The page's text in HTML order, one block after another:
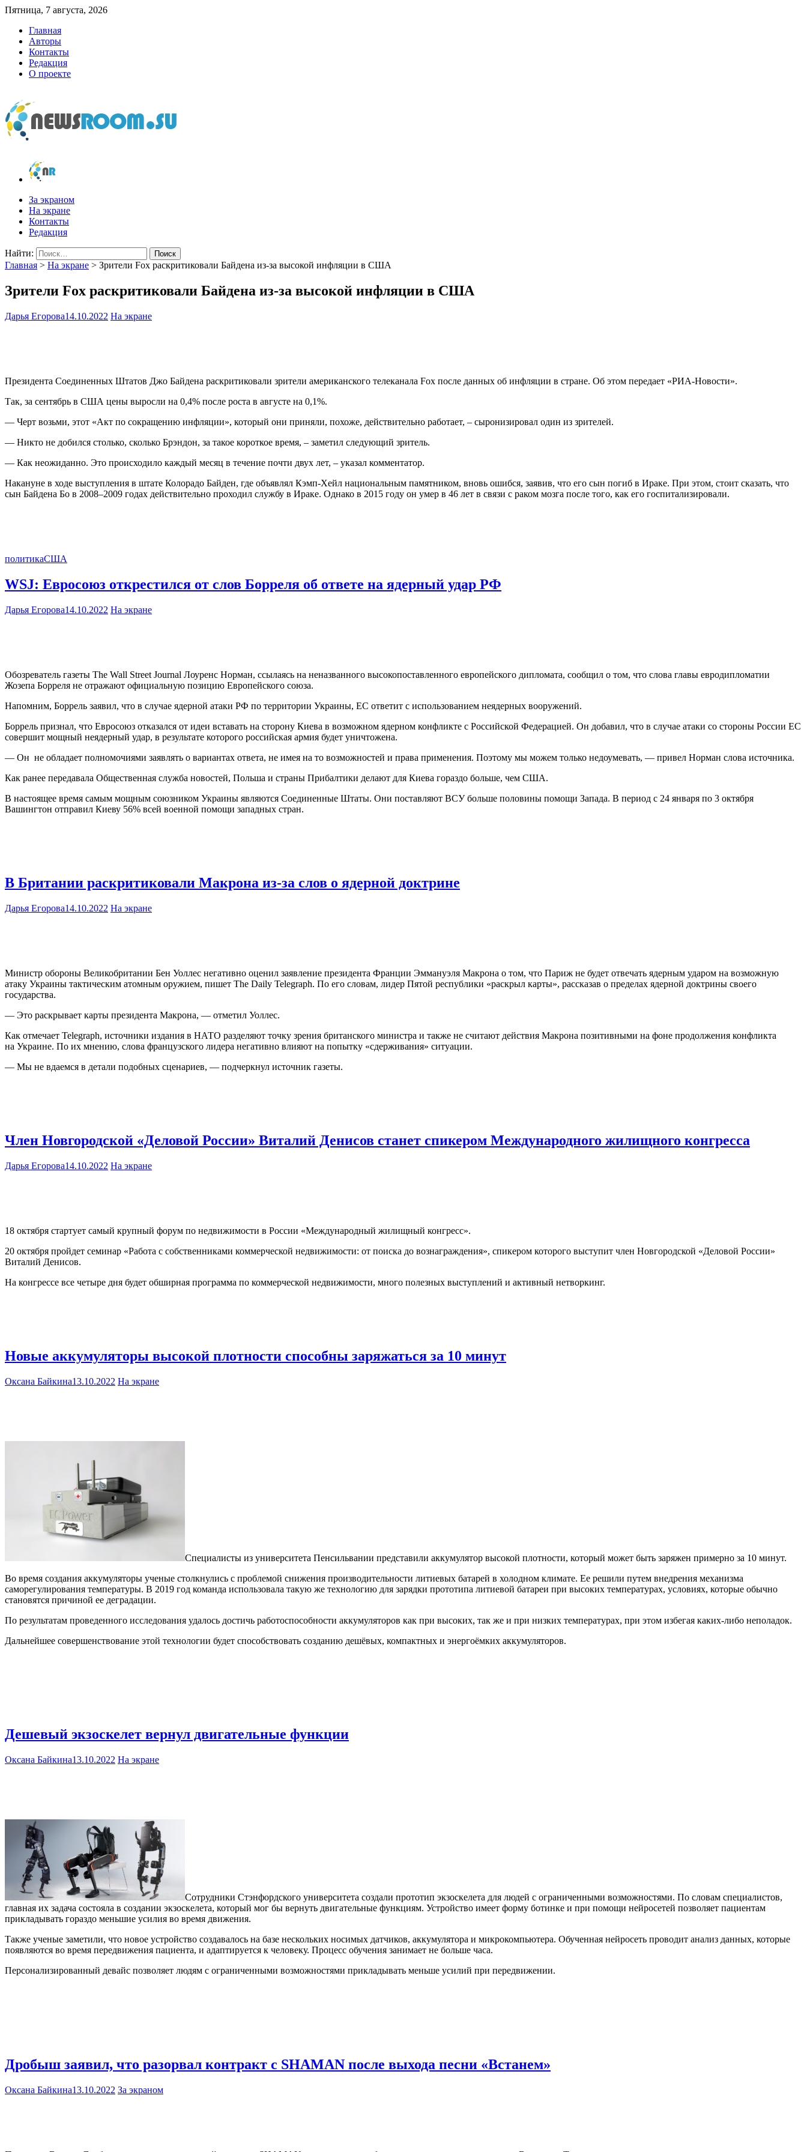
Пятница, 7 августа, 2026
Главная
Авторы
Контакты
Редакция
О проекте
newsroom.su
Новости о новостях
За экраном
На экране
Контакты
Редакция
Найти:
Главная > На экране > Зрители Fox раскритиковали Байдена из-за высокой инфляции в США
Зрители Fox раскритиковали Байдена из-за высокой инфляции в США
Дарья Егорова14.10.2022 На экране
Президента Соединенных Штатов Джо Байдена раскритиковали зрители американского телеканала Fox после данных об инфляции в стране. Об этом передает «РИА-Новости».
Так, за сентябрь в США цены выросли на 0,4% после роста в августе на 0,1%.
— Черт возьми, этот «Акт по сокращению инфляции», который они приняли, похоже, действительно работает, – сыронизировал один из зрителей.
— Никто не добился столько, сколько Брэндон, за такое короткое время, – заметил следующий зритель.
— Как неожиданно. Это происходило каждый месяц в течение почти двух лет, – указал комментатор.
Накануне в ходе выступления в штате Колорадо Байден, где объявлял Кэмп-Хейл национальным памятником, вновь ошибся, заявив, что его сын погиб в Ираке. При этом, стоит сказать, что
сын Байдена Бо в 2008–2009 годах действительно проходил службу в Ираке. Однако в 2015 году он умер в 46 лет в связи с раком мозга после того, как его госпитализировали.
политикаСША
WSJ: Евросоюз открестился от слов Борреля об ответе на ядерный удар РФ
Дарья Егорова14.10.2022 На экране
Обозреватель газеты The Wall Street Journal Лоуренс Норман, ссылаясь на неназванного высокопоставленного европейского дипломата, сообщил о том, что слова главы евродипломатии
Жозепа Борреля не отражают официальную позицию Европейского союза.
Напомним, Боррель заявил, что в случае ядерной атаки РФ по территории Украины, ЕС ответит с использованием неядерных вооружений.
Боррель признал, что Евросоюз отказался от идеи вставать на сторону Киева в возможном ядерном конфликте с Российской Федерацией. Он добавил, что в случае атаки со стороны России ЕС
совершит мощный неядерный удар, в результате которого российская армия будет уничтожена.
— Он не обладает полномочиями заявлять о вариантах ответа, не имея на то возможностей и права применения. Поэтому мы можем только недоумевать, — привел Норман слова источника.
Как ранее передавала Общественная служба новостей, Польша и страны Прибалтики делают для Киева гораздо больше, чем США.
В настоящее время самым мощным союзником Украины являются Соединенные Штаты. Они поставляют ВСУ больше половины помощи Запада. В период с 24 января по 3 октября
Вашингтон отправил Киеву 56% всей военной помощи западных стран.
В Британии раскритиковали Макрона из-за слов о ядерной доктрине
Дарья Егорова14.10.2022 На экране
Министр обороны Великобритании Бен Уоллес негативно оценил заявление президента Франции Эммануэля Макрона о том, что Париж не будет отвечать ядерным ударом на возможную
атаку Украины тактическим атомным оружием, пишет The Daily Telegraph. По его словам, лидер Пятой республики «раскрыл карты», рассказав о пределах ядерной доктрины своего
государства.
— Это раскрывает карты президента Макрона, — отметил Уоллес.
Как отмечает Telegraph, источники издания в НАТО разделяют точку зрения британского министра и также не считают действия Макрона позитивными на фоне продолжения конфликта
на Украине. По их мнению, слова французского лидера негативно влияют на попытку «сдерживания» ситуации.
— Мы не вдаемся в детали подобных сценариев, — подчеркнул источник газеты.
Член Новгородской «Деловой России» Виталий Денисов станет спикером Международного жилищного конгресса
Дарья Егорова14.10.2022 На экране
18 октября стартует самый крупный форум по недвижимости в России «Международный жилищный конгресс».
20 октября пройдет семинар «Работа с собственниками коммерческой недвижимости: от поиска до вознаграждения», спикером которого выступит член Новгородской «Деловой России»
Виталий Денисов.
На конгрессе все четыре дня будет обширная программа по коммерческой недвижимости, много полезных выступлений и активный нетворкинг.
Новые аккумуляторы высокой плотности способны заряжаться за 10 минут
Оксана Байкина13.10.2022 На экране
Специалисты из университета Пенсильвании представили аккумулятор высокой плотности, который может быть заряжен примерно за 10 минут.
Во время создания аккумуляторы ученые столкнулись с проблемой снижения производительности литиевых батарей в холодном климате. Ее решили путем внедрения механизма
саморегулирования температуры. В 2019 год команда использовала такую же технологию для зарядки прототипа литиевой батареи при высоких температурах, условиях, которые обычно
становятся причиной ее деградации.
По результатам проведенного исследования удалось достичь работоспособности аккумуляторов как при высоких, так же и при низких температурах, при этом избегая каких-либо неполадок.
Дальнейшее совершенствование этой технологии будет способствовать созданию дешёвых, компактных и энергоёмких аккумуляторов.
Дешевый экзоскелет вернул двигательные функции
Оксана Байкина13.10.2022 На экране
Сотрудники Стэнфордского университета создали прототип экзоскелета для людей с ограниченными возможностями. По словам специалистов,
главная их задача состояла в создании экзоскелета, который мог бы вернуть двигательные функциям. Устройство имеет форму ботинке и при помощи нейросетей позволяет пациентам
прикладывать гораздо меньшие усилия во время движения.
Также ученые заметили, что новое устройство создавалось на базе нескольких носимых датчиков, аккумулятора и микрокомпьютера. Обученная нейросеть проводит анализ данных, которые
появляются во время передвижения пациента, и адаптируется к человеку. Процесс обучения занимает не больше часа.
Персонализированный девайс позволяет людям с ограниченными возможностями прикладывать меньше усилий при передвижении.
Дробыш заявил, что разорвал контракт с SHAMAN после выхода песни «Встанем»
Оксана Байкина13.10.2022 За экраном